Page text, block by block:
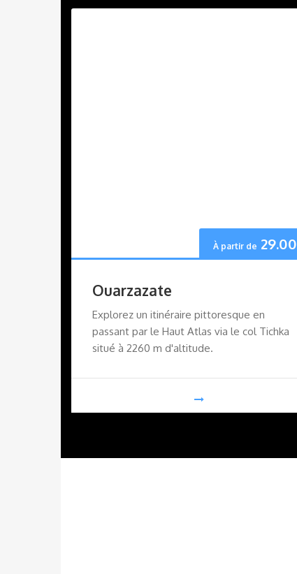
À partir de 29.00
Ouarzazate
Explorez un itinéraire pittoresque en
passant par le Haut Atlas via le col Tichka
situé à 2260 m d'altitude.